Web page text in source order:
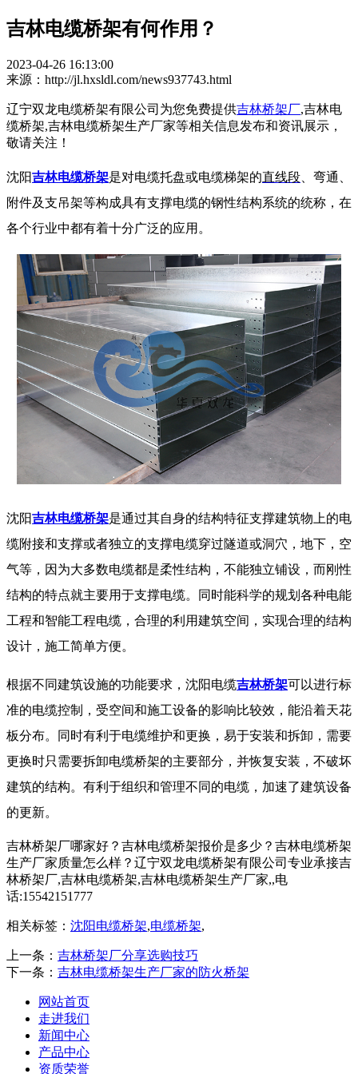
吉林电缆桥架有何作用？
2023-04-26 16:13:00
来源：http://jl.hxsldl.com/news937743.html
辽宁双龙电缆桥架有限公司为您免费提供吉林桥架厂,吉林电
缆桥架,吉林电缆桥架生产厂家等相关信息发布和资讯展示，
敬请关注！
沈阳吉林电缆桥架是对电缆托盘或电缆梯架的直线段 、弯通、
附件及支吊架等构成具有支撑电缆的钢性结构系统的统称，在
各个行业中都有着十分广泛的应用。
沈阳吉林电缆桥架是通过其自身的结构特征支撑建筑物上的电
缆附接和支撑或者独立的支撑电缆穿过隧道或洞穴，地下，空
气等，因为大多数电缆都是柔性结构，不能独立铺设，而刚性
结构的特点就主要用于支撑电缆。同时能科学的规划各种电能
工程和智能工程电缆，合理的利用建筑空间，实现合理的结构
设计，施工简单方便。
根据不同建筑设施的功能要求，沈阳电缆吉林桥架可以进行标
准的电缆控制，受空间和施工设备的影响比较效，能沿着天花
板分布。同时有利于电缆维护和更换，易于安装和拆卸，需要
更换时只需要拆卸电缆桥架的主要部分，并恢复安装，不破坏
建筑的结构。有利于组织和管理不同的电缆，加速了建筑设备
的更新。
吉林桥架厂哪家好？吉林电缆桥架报价是多少？吉林电缆桥架
生产厂家质量怎么样？辽宁双龙电缆桥架有限公司专业承接吉
林桥架厂,吉林电缆桥架,吉林电缆桥架生产厂家,,电
话:15542151777
相关标签： 沈阳电缆桥架,电缆桥架,
上一条： 吉林桥架厂分享选购技巧
下一条： 吉林电缆桥架生产厂家的防火桥架
网站首页
走进我们
新闻中心
产品中心
资质荣誉